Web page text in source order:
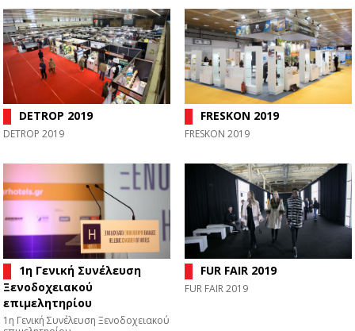
DETROP 2019
DETROP 2019
FRESKON 2019
FRESKON 2019
1η Γενική Συνέλευση
Ξενοδοχειακού
επιμελητηρίου
1η Γενική Συνέλευση Ξενοδοχειακού
FUR FAIR 2019
FUR FAIR 2019